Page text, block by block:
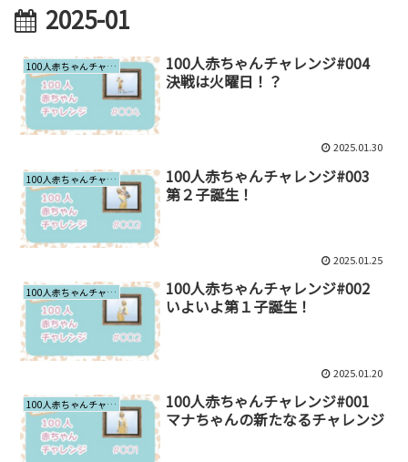
2025-01
100人赤ちゃんチャレンジ
100人赤ちゃんチャレンジ#004
決戦は火曜日！？
2025.01.30
100人赤ちゃんチャレンジ
100人赤ちゃんチャレンジ#003
第２子誕生！
2025.01.25
100人赤ちゃんチャレンジ
100人赤ちゃんチャレンジ#002
いよいよ第１子誕生！
2025.01.20
100人赤ちゃんチャレンジ
100人赤ちゃんチャレンジ#001
マナちゃんの新たなるチャレンジ